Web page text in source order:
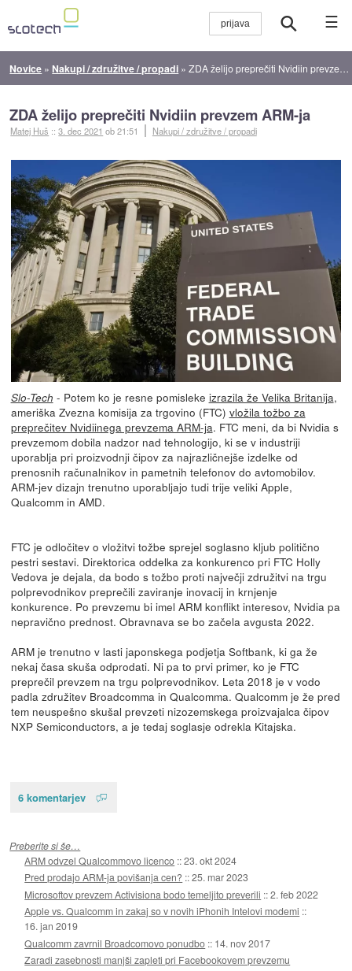
☰
Novice » Nakupi / združitve / propadi »ZDA želijo preprečiti Nvidiin prevzem ARM-ja
ZDA želijo preprečiti Nvidiin prevzem ARM-ja
Matej Huš ::3. dec 2021 ob 21:51 Nakupi / združitve / propadi
Slo-Tech - Potem ko je resne pomisleke izrazila že Velika Britanija,
ameriška Zvezna komisija za trgovino (FTC) vložila tožbo za
preprečitev Nvidiinega prevzema ARM-ja. FTC meni, da bi Nvidia s
prevzemom dobila nadzor nad tehnologijo, ki se v industriji
uporablja pri proizvodnji čipov za najrazličnejše izdelke od
prenosnih računalnikov in pametnih telefonov do avtomobilov.
ARM-jev dizajn trenutno uporabljajo tudi trije veliki Apple,
Qualcomm in AMD.
FTC je odločitev o vložitvi tožbe sprejel soglasno kljub politično
pestri sestavi. Direktorica oddelka za konkurenco pri FTC Holly
Vedova je dejala, da bodo s tožbo proti največji združitvi na trgu
polprevodnikov preprečili zaviranje inovacij in krnjenje
konkurence. Po prevzemu bi imel ARM konflikt interesov, Nvidia pa
nepravično prednost. Obravnava se bo začela avgusta 2022.
ARM je trenutno v lasti japonskega podjetja Softbank, ki ga že
nekaj časa skuša odprodati. Ni pa to prvi primer, ko je FTC
preprečil prevzem na trgu polprevodnikov. Leta 2018 je v vodo
padla združitev Broadcomma in Qualcomma. Qualcomm je že pred
tem neuspešno skušal prevzeti nizozemskega proizvajalca čipov
NXP Semiconductors, a je tedaj soglasje odrekla Kitajska.
6 komentarjev
Preberite si še…
ARM odvzel Qualcommovo licenco ::23. okt 2024
Pred prodajo ARM-ja povišanja cen? ::25. mar 2023
Microsoftov prevzem Activisiona bodo temeljito preverili ::2. feb 2022
Apple vs. Qualcomm in zakaj so v novih iPhonih Intelovi modemi ::
16. jan 2019
Qualcomm zavrnil Broadcomovo ponudbo :: 14. nov 2017
Zaradi zasebnosti manjši zapleti pri Facebookovem prevzemu